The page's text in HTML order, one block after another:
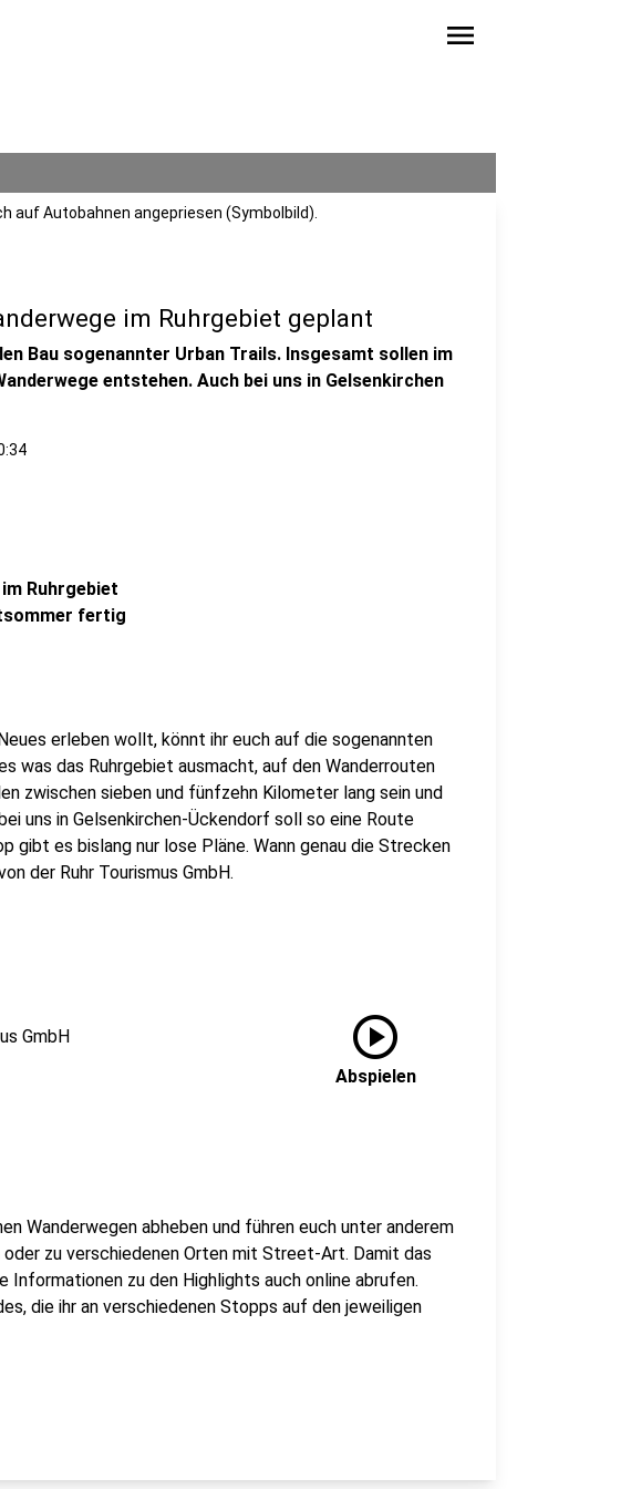
menu
auf Autobahnen angepriesen (Symbolbild).
im Ruhrgebiet geplant
Bau sogenannter Urban Trails. Insgesamt sollen im
entstehen. Auch bei uns in Gelsenkirchen
Ruhrgebiet
fertig
erleben wollt, könnt ihr euch auf die sogenannten
was das Ruhrgebiet ausmacht, auf den Wanderrouten
zwischen sieben und fünfzehn Kilometer lang sein und
uns in Gelsenkirchen-Ückendorf soll so eine Route
gibt es bislang nur lose Pläne. Wann genau die Strecken
der Ruhr Tourismus GmbH.
GmbH
play_circle
Abspielen
Wanderwegen abheben und führen euch unter anderem
zu verschiedenen Orten mit Street-Art. Damit das
Informationen zu den Highlights auch online abrufen.
die ihr an verschiedenen Stopps auf den jeweiligen